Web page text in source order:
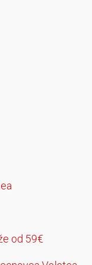
od 59€